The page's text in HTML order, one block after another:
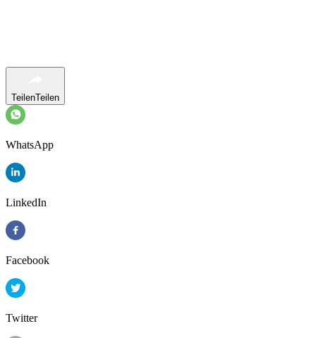
TeilenTeilen
WhatsApp
LinkedIn
Facebook
Twitter